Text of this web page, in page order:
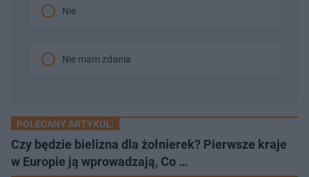
Nie
Nie mam zdania
POLECANY ARTYKUŁ:
Czy będzie bielizna dla żołnierek? Pierwsze kraje
w Europie ją wprowadzają, Co …